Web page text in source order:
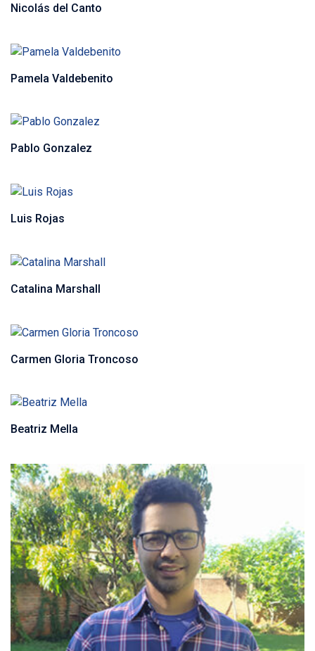
Nicolás del Canto
Pamela Valdebenito
Pablo Gonzalez
Luis Rojas
Catalina Marshall
Carmen Gloria Troncoso
Beatriz Mella